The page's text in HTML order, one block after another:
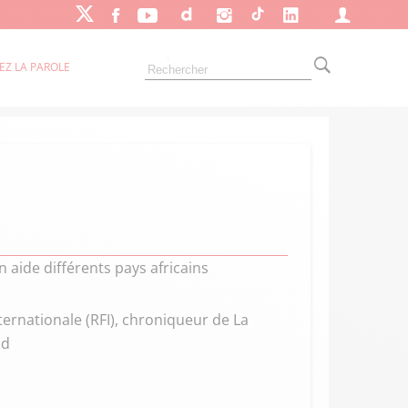
LA PAROLE
aide différents pays africains
(RFI), chroniqueur de La